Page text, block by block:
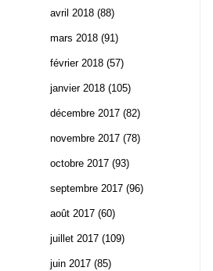
avril 2018 (88)
mars 2018 (91)
février 2018 (57)
janvier 2018 (105)
décembre 2017 (82)
novembre 2017 (78)
octobre 2017 (93)
septembre 2017 (96)
août 2017 (60)
juillet 2017 (109)
juin 2017 (85)